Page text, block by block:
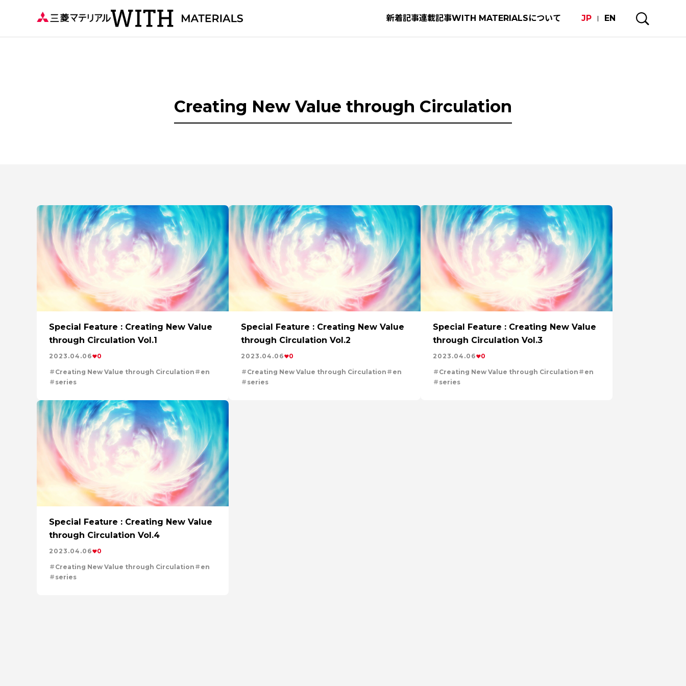
新着記事連載記事WITH MATERIALSについて JP EN
特集：循環に価値を。 健康経営 事業 特集：世界のものづくりの力になる 特集：可能性の素材「タングステン」を世界へ 価値観
森とマテリアル
特集：地熱発電への挑戦
社会をつくる素材の力 MYSTORY 特集：技術の力で未来をつくる 特集：都市鉱山に挑む
特集：カーボンニュートラルに挑む
特集：進化する銅
電気鉛 三菱マテリアルのある街を訪ねて 特集：金属と社会を、クリーンにつくり出す
特集：限りある金属資源を、未来につなぐ。
Rycycling
安全への取り組み 特集：自動車・半導体の進化を担う ソザイのヒミツ 特集：人と社会と地球のために 電気銅
resource circulation
Creating New Value through Circulation
Special Feature : Creating New Value
through Circulation Vol.1
2023.04.06 0
Creating New Value through Circulation
en
series
Special Feature : Creating New Value
through Circulation Vol.2
2023.04.06 0
Creating New Value through Circulation
en
series
Special Feature : Creating New Value
through Circulation Vol.3
2023.04.06 0
Creating New Value through Circulation
en
series
Special Feature : Creating New Value
through Circulation Vol.4
2023.04.06 0
Creating New Value through Circulation
en
series